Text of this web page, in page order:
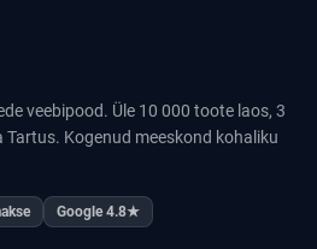
veebipood. Üle 10 000 toote laos, 3
Kogenud meeskond kohaliku
Google 4.8★